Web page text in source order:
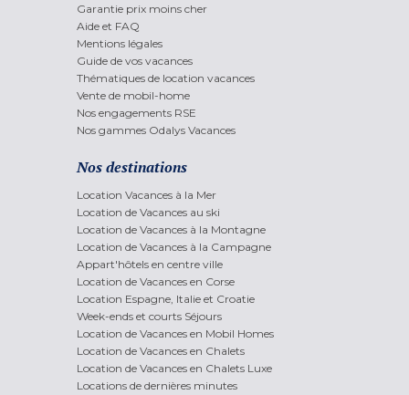
Garantie prix moins cher
Aide et FAQ
Mentions légales
Guide de vos vacances
Thématiques de location vacances
Vente de mobil-home
Nos engagements RSE
Nos gammes Odalys Vacances
Nos destinations
Location Vacances à la Mer
Location de Vacances au ski
Location de Vacances à la Montagne
Location de Vacances à la Campagne
Appart'hôtels en centre ville
Location de Vacances en Corse
Location Espagne, Italie et Croatie
Week-ends et courts Séjours
Location de Vacances en Mobil Homes
Location de Vacances en Chalets
Location de Vacances en Chalets Luxe
Locations de dernières minutes